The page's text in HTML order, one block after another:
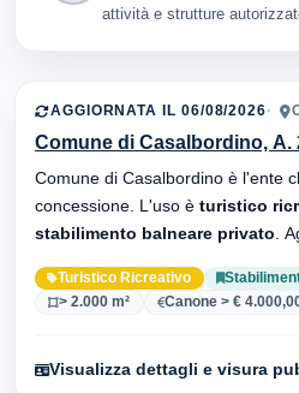
attività e strutture
AGGIORNATA IL 06/08/2026
Comune di Casalbordino, A.
Comune di Casalbordino è l'ente
concessione. L'uso è turistico
stabilimento balneare privato
Turistico Ricreativo
> 2.000 m²
Canone > €
Visualizza dettagli e visura